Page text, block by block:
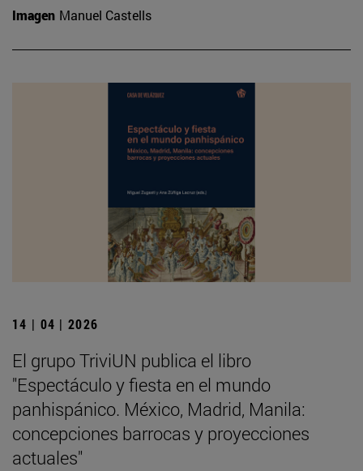
Imagen Manuel Castells
14 | 04 | 2026
El grupo TriviUN publica el libro
"Espectáculo y fiesta en el mundo
panhispánico. México, Madrid, Manila:
concepciones barrocas y proyecciones
actuales"